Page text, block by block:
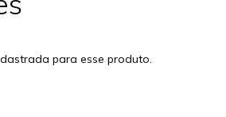
para esse produto.